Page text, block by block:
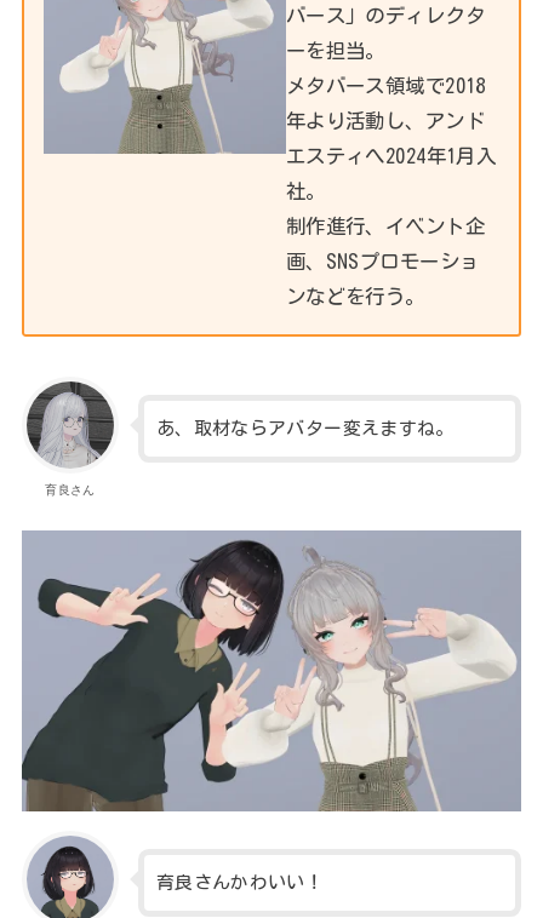
バース」のディレクタ
ーを担当。
メタバース領域で2018
年より活動し、アンド
エスティへ2024年1月入
社。
制作進行、イベント企
画、SNSプロモーショ
ンなどを行う。
育良さん
あ、取材ならアバター変えますね。
育良さんかわいい！